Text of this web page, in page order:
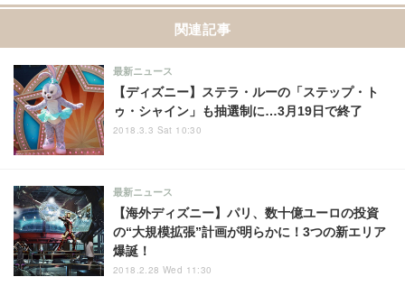
関連記事
【ディズニー】ステラ・ルーの「ステップ・ト
ゥ・シャイン」も抽選制に…3月19日で終了
最新ニュース
2018.3.3 Sat 10:30
【海外ディズニー】パリ、数十億ユーロの投資
の“大規模拡張”計画が明らかに！3つの新エリア
爆誕！
最新ニュース
2018.2.28 Wed 11:30